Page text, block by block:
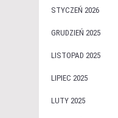
STYCZEŃ 2026
GRUDZIEŃ 2025
LISTOPAD 2025
LIPIEC 2025
LUTY 2025